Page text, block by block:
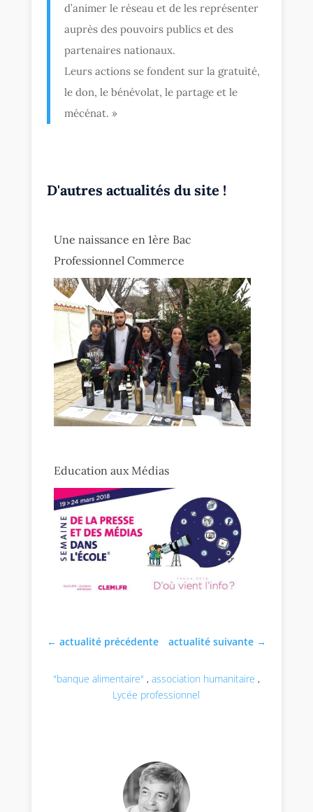
d’animer le réseau et de les représenter
auprès des pouvoirs publics et des
partenaires nationaux.
Leurs actions se fondent sur la gratuité,
le don, le bénévolat, le partage et le
mécénat. »
D'autres actualités du site !
Une naissance en 1ère Bac
Professionnel Commerce
Education aux Médias
←actualité précédente actualité suivante→
"banque alimentaire" , association humanitaire ,
Lycée professionnel